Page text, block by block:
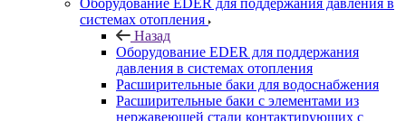
Оборудование EDER для поддержания давления в
системах отопления
Назад
Оборудование EDER для поддержания
давления в системах отопления
Расширительные баки для водоснабжения
Расширительные баки с элементами из
нержавеющей стали контактирующих с